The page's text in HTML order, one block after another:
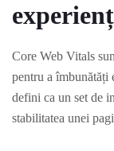
Core Web Vitals
pentru a îmbunătăți
defini ca un set de
stabilitatea unei